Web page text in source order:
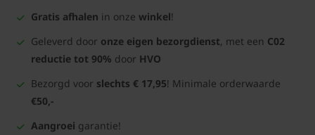
Gratis afhalen in onze winkel!
Geleverd door onze eigen bezorgdienst, met een C02
reductie tot 90% door HVO
Bezorgd voor slechts € 17,95! Minimale orderwaarde
€50,-
Aangroei garantie!